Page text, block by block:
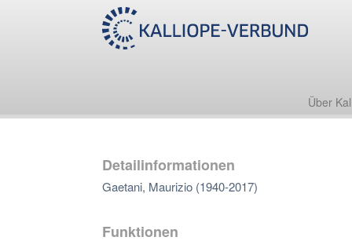
Über
Detailinformationen
Gaetani, Maurizio (1940-2017)
Funktionen